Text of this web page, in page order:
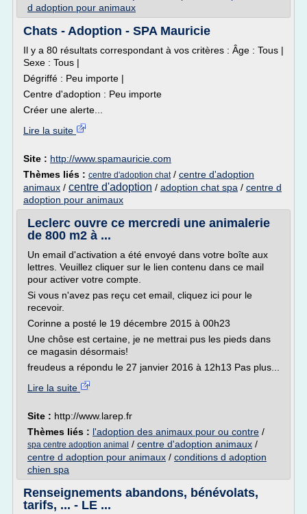
d adoption pour animaux
Chats - Adoption - SPA Mauricie
Il y a 80 résultats correspondant à vos critères : Âge : Tous |
Sexe : Tous |
Dégriffé : Peu importe |
Centre d'adoption : Peu importe
Créer une alerte...
Lire la suite
Site : http://www.spamauricie.com
Thèmes liés : centre d'adoption chat/ centre d'adoption
animaux / centre d'adoption / adoption chat spa / centre d
adoption pour animaux
Leclerc ouvre ce mercredi une animalerie
de 800 m2 à ...
Un email d'activation a été envoyé dans votre boîte aux
lettres. Veuillez cliquer sur le lien contenu dans ce mail
pour activer votre compte.
Si vous n'avez pas reçu cet email, cliquez ici pour le
recevoir.
Corinne a posté le 19 décembre 2015 à 00h23
Une chôse est certaine, je ne mettrai pus les pieds dans
ce magasin désormais!
freudeus a répondu le 27 janvier 2016 à 12h13 Pas plus...
Lire la suite
Site : http://www.larep.fr
Thèmes liés : l'adoption des animaux pour ou contre /
spa centre adoption animal / centre d'adoption animaux /
centre d adoption pour animaux / conditions d adoption
chien spa
Renseignements abandons, bénévolats,
tarifs, ... - LE ...